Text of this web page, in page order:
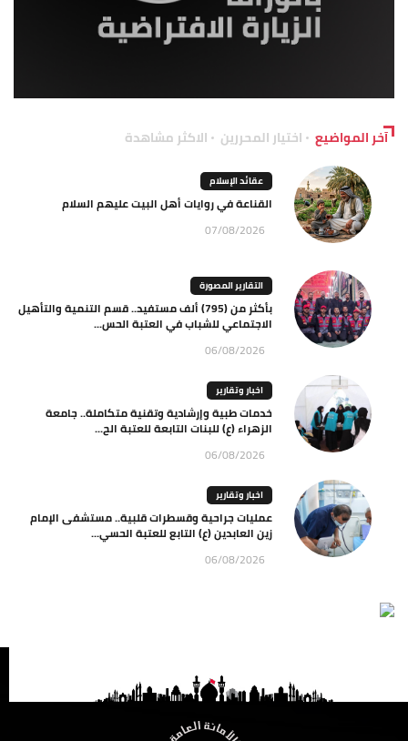
آخر المواضيع اختيار المحررين الاكثر مشاهدة
عقائد الإسلام
القناعة في روايات أهل البيت عليهم السلام
07/08/2026
التقارير المصورة
بأكثر من (795) ألف مستفيد.. قسم التنمية والتأهيل
الاجتماعي للشباب في العتبة الحس...
06/08/2026
اخبار وتقارير
خدمات طبية وإرشادية وتقنية متكاملة.. جامعة
الزهراء (ع) للبنات التابعة للعتبة الح...
06/08/2026
اخبار وتقارير
عمليات جراحية وقسطرات قلبية.. مستشفى الإمام
زين العابدين (ع) التابع للعتبة الحسي...
06/08/2026